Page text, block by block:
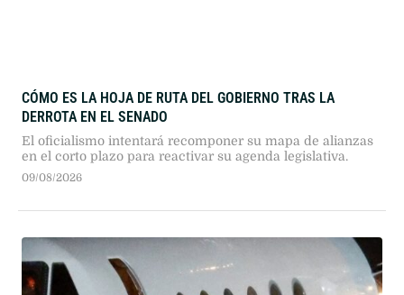
CÓMO ES LA HOJA DE RUTA DEL GOBIERNO TRAS LA
DERROTA EN EL SENADO
El oficialismo intentará recomponer su mapa de alianzas
en el corto plazo para reactivar su agenda legislativa.
09/08/2026